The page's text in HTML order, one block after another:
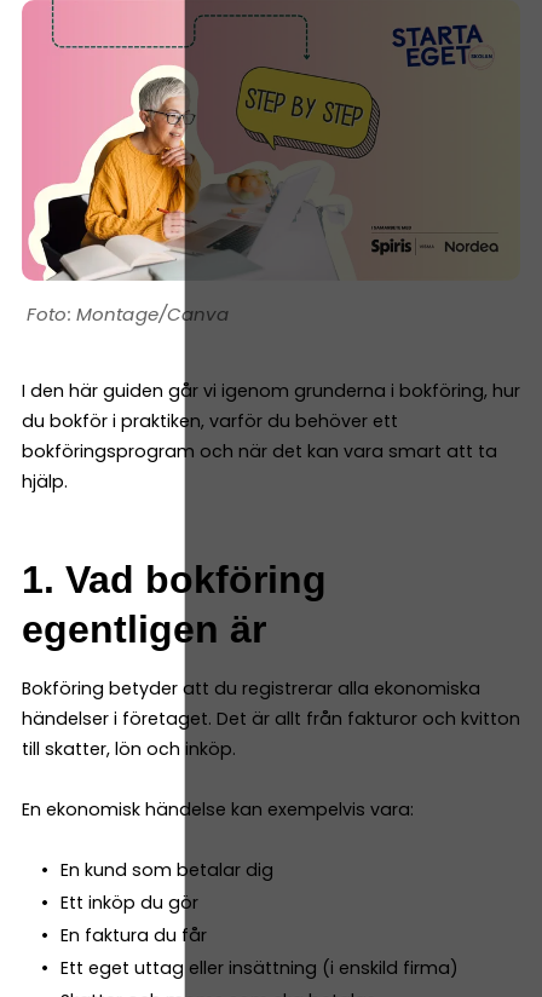
Montage/Canva
I den här guiden går vi igenom grunderna i bokföring, hur
du bokför i praktiken, varför du behöver ett
bokföringsprogram och när det kan vara smart att ta
hjälp.
1. Vad bokföring
egentligen är
Bokföring betyder att du registrerar alla ekonomiska
händelser i företaget. Det är allt från fakturor och kvitton
till skatter, lön och inköp.
En ekonomisk händelse kan exempelvis vara:
En kund som betalar dig
Ett inköp du gör
En faktura du får
Ett eget uttag eller insättning (i enskild firma)